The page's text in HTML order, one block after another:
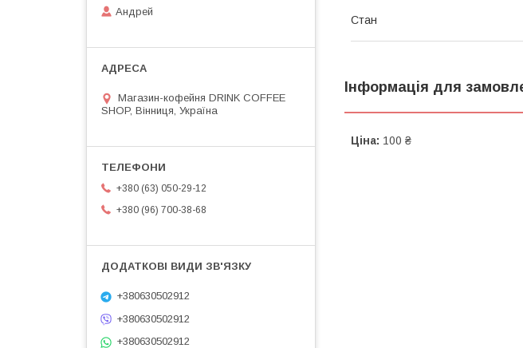
Стан
Інформація для
Ціна: 100 ₴
Андрей
Магазин-кофейня DRINK COFFEE
SHOP, Вінниця, Україна
+380 (63) 050-29-12
+380 (96) 700-38-68
+380630502912
+380630502912
+380630502912